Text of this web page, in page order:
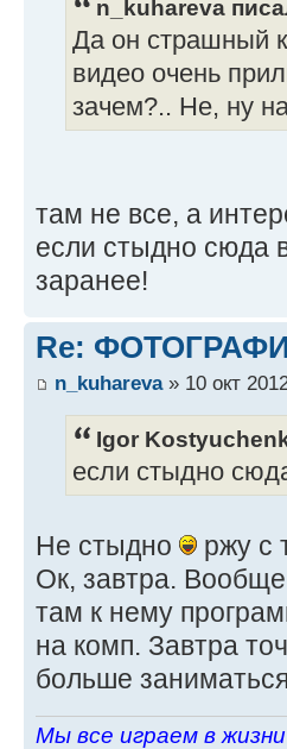
n_kuhareva
Да он страшный
видео очень
зачем?.. Не, ну
там не все, а
если стыдно сюда
заранее!
Re:
n_kuhareva» 10 окт
Igor
если стыдно
Не стыдно
ржу с
Ок, завтра.
там к нему
на комп. Завтра
больше
Мы все играем в